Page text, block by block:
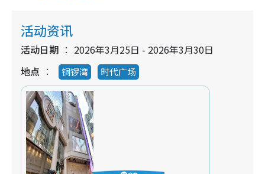
活动资讯
活动日期
2026年3月25日 - 2026年3月30日
地点
铜锣湾 时代广场